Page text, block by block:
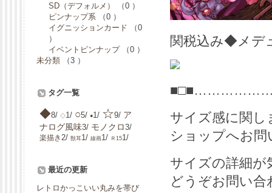
SD（デフォルメ）
（0 ）
ピンナップ系 （0 ）
イグニッションカード （0
）
イベントピンナップ（0 ）
未分類 （3 ）
タグ一覧
◆8/ ◇1/ ○5/ ●1/ ☆9/ ア
ナログ風味3/ モノクロ3/
楽描き2/ 獣耳1/ 線画1/ Ｒ151/
最近の更新
レトロかっこいい丸みを帯び
関税込み◆メデ
サイズ感に関し
ショップへお
サイズの詳細が
どうぞお問い